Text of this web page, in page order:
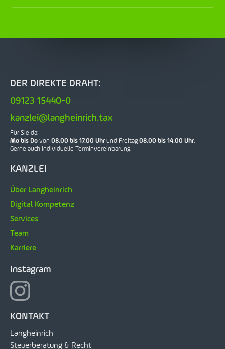
DER DIREKTE DRAHT:
09123 15440-0
kanzlei@langheinrich.tax
Für Sie da:
Mo bis Do von 08.00 bis 17.00 Uhr und Freitag 08.00 bis 14.00 Uhr.
Gerne auch individuelle Terminvereinbarung.
KANZLEI
Über Langheinrich
Digital Kompetenz
Services
Team
Karriere
Instagram
KONTAKT
Langheinrich
Steuerberatung & Recht